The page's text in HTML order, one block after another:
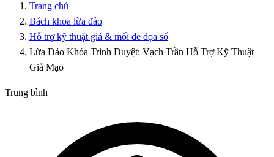
Trang chủ
Bách khoa lừa đảo
Hỗ trợ kỹ thuật giả & mối đe dọa số
Lừa Đảo Khóa Trình Duyệt: Vạch Trần Hỗ Trợ Kỹ Thuật
Giả Mạo
Trung bình